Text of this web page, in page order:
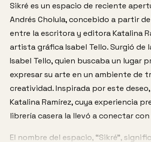
Sikré es un espacio de reciente
Andrés Cholula, concebido a partir
entre la escritora y editora Katalina
artista gráfica Isabel Tello. Surgió de
Isabel Tello, quien buscaba un lugar
expresar su arte en un ambiente de
creatividad. Inspirada por este
Katalina Ramírez, cuya experiencia
librería casera la llevó a conectar con
El nombre del espacio, “Sikré”,